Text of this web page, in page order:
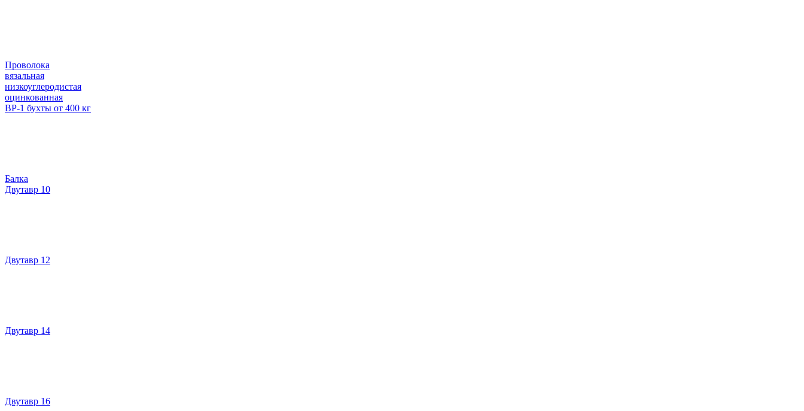
Проволока
вязальная
низкоуглеродистая
оцинкованная
ВР-1 бухты от 400 кг
Балка
Двутавр 10
Двутавр 12
Двутавр 14
Двутавр 16